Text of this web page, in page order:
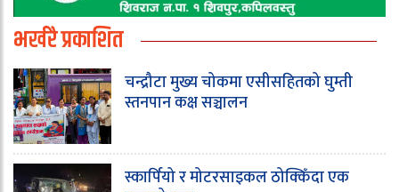
भर्खरै प्रकाशित
चन्द्रौटा मुख्य चोकमा एसीसहितको घुम्ती
स्तनपान कक्ष सञ्चालन
स्कार्पियो र मोटरसाइकल ठोक्किँदा एक